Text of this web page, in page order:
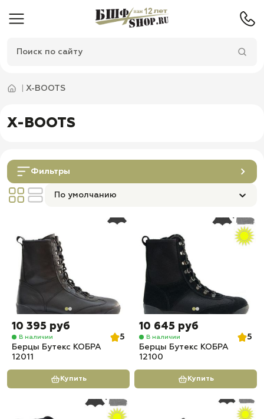
X-BOOTS
X-BOOTS
Фильтры
По умолчанию
10 395 руб
В наличии
5
Берцы Бутекс КОБРА
12011
Купить
10 645 руб
В наличии
5
Берцы Бутекс КОБРА
12100
Купить